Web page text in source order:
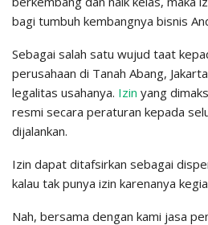
bagi tumbuh kembangnya bisnis
Sebagai salah satu wujud taat
perusahaan di Tanah Abang,
legalitas usahanya. Izin yang
resmi secara peraturan kepada
dijalankan.
Izin dapat ditafsirkan sebagai
kalau tak punya izin karenanya
Nah, bersama dengan kami jasa